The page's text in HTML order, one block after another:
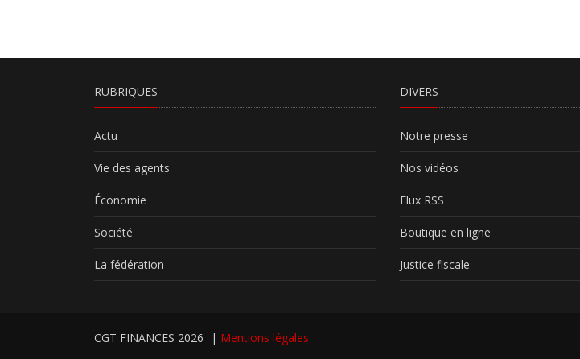
RUBRIQUES
Actu
Vie des agents
Économie
Société
La fédération
DIVERS
Notre presse
Nos vidéos
Flux RSS
Boutique en ligne
Justice fiscale
CGT FINANCES 2026 | Mentions légales